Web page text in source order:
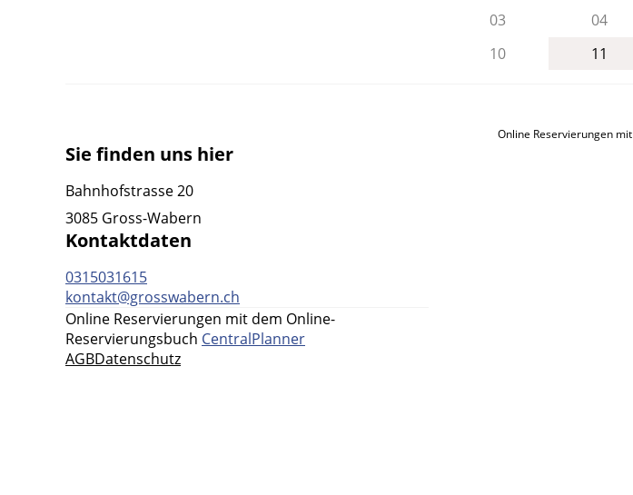
03
04
10
11
Online Reservierungen mit
Sie finden uns hier
Bahnhofstrasse 20
3085 Gross-Wabern
Kontaktdaten
0315031615
kontakt@grosswabern.ch
Online Reservierungen mit dem Online-
Reservierungsbuch CentralPlanner
AGBDatenschutz